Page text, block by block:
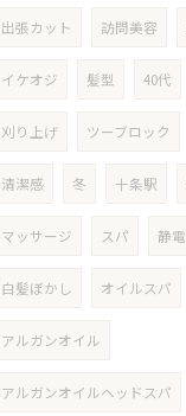
出張カット 訪問美容
イケオジ 髪型 40代
刈り上げ ツーブロック
清潔感 冬 十条駅
マッサージ スパ 静
白髪ぼかし オイルスパ
アルガンオイル
アルガンオイルヘッドスパ